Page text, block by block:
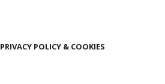
PRIVACY POLICY & COOKIES